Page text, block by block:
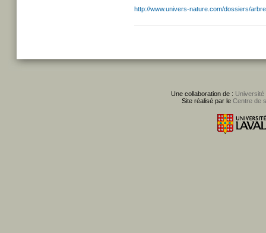
http://www.univers-nature.com/dossiers/
Une collaboration de : Université
Site réalisé par le Centre de